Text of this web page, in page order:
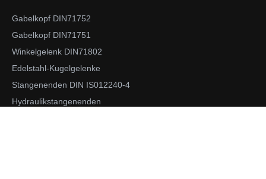
Gabelkopf DIN71752
Gabelkopf DIN71751
Winkelgelenk DIN71802
Edelstahl-Kugelgelenke
Stangenenden DIN IS012240-4
Hydraulikstangenenden